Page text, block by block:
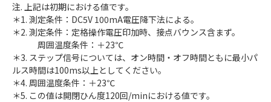
注. 上記は初期における値です。
＊1. 測定条件：DC5V 100mA電圧降下法による。
＊2. 測定条件：定格操作電圧印加時、接点バウンス含まず。
周囲温度条件：＋23℃
＊3. ステップ信号については、オン時間・オフ時間ともに最小パ
ルス時間は100ms以上としてください。
＊4. 周囲温度条件：＋23℃
＊5. この値は開閉ひん度120回/minにおける値です。